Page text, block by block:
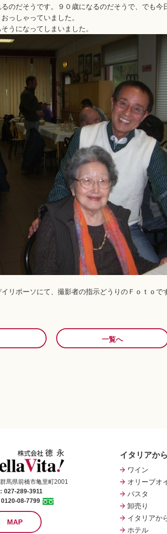
るのだそうです。９０歳になるのだそうで、でも
っしゃっていました。
うになってしまいました。
リポーソにて、撮影者の指示どうりのＦｏｔｏで
一覧へ
馬県前橋市亀里町2001
027-289-3911
0120-08-7799
MAP
イタリアから
ワイン
オリーブオ
パスタ
卸売り
イタリアか
ホテル